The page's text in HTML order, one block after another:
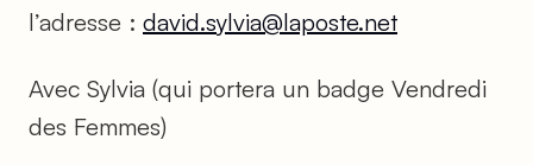
l’adresse : david.sylvia@laposte.net
Avec Sylvia (qui portera un badge Vendredi
des Femmes)